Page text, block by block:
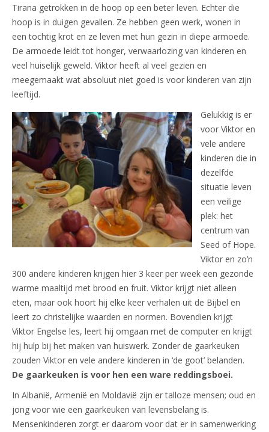
Tirana getrokken in de hoop op een beter leven. Echter die
hoop is in duigen gevallen. Ze hebben geen werk, wonen in
een tochtig krot en ze leven met hun gezin in diepe armoede.
De armoede leidt tot honger, verwaarlozing van kinderen en
veel huiselijk geweld. Viktor heeft al veel gezien en
meegemaakt wat absoluut niet goed is voor kinderen van zijn
leeftijd.
Gelukkig is er
voor Viktor en
vele andere
kinderen die in
dezelfde
situatie leven
een veilige
plek: het
centrum van
Seed of Hope.
Viktor en zo’n
300 andere kinderen krijgen hier 3 keer per week een gezonde
warme maaltijd met brood en fruit. Viktor krijgt niet alleen
eten, maar ook hoort hij elke keer verhalen uit de Bijbel en
leert zo christelijke waarden en normen. Bovendien krijgt
Viktor Engelse les, leert hij omgaan met de computer en krijgt
hij hulp bij het maken van huiswerk. Zonder de gaarkeuken
zouden Viktor en vele andere kinderen in ‘de goot’ belanden.
De gaarkeuken is voor hen een ware reddingsboei.
In Albanië, Armenië en Moldavië zijn er talloze mensen; oud en
jong voor wie een gaarkeuken van levensbelang is.
Mensenkinderen zorgt er daarom voor dat er in samenwerking